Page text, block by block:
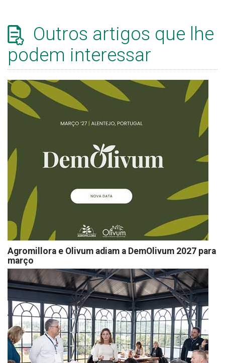
Outros artigos que lhe
podem interessar
Agromillora e Olivum adiam a DemOlivum 2027 para
março